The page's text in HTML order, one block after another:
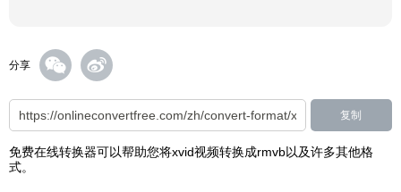
分享
复制
免费在线转换器可以帮助您将xvid视频转换成rmvb以及许多其他格
式。